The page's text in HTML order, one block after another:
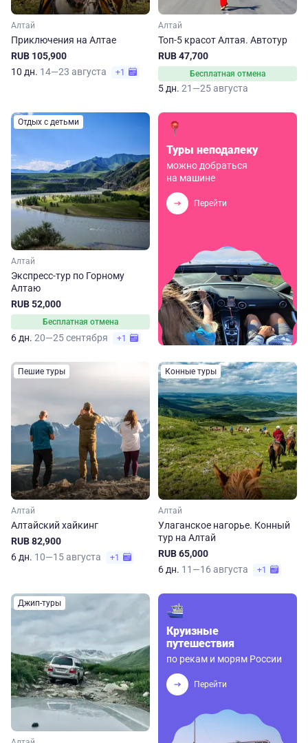
Алтай
Приключения на Алтае
RUB 105,900
10 дн. 14—23 августа +1
Алтай
Топ-5 красот Алтая. Автотур
RUB 47,700
Бесплатная отмена
5 дн. 21—25 августа
Отдых с детьми
Алтай
Экспресс-тур по Горному
Алтаю
RUB 52,000
Бесплатная отмена
6 дн. 20—25 сентября +1
Туры неподалеку
можно добраться
на машине
Перейти
Пешие туры
Алтай
Алтайский хайкинг
RUB 82,900
6 дн. 10—15 августа +1
Конные туры
Алтай
Улаганское нагорье. Конный
тур на Алтай
RUB 65,000
6 дн. 11—16 августа +1
Джип-туры
Круизные
путешествия
по рекам и морям России
Перейти